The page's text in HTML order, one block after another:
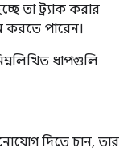
তা ট্র্যাক করার
করতে পারেন।
ধাপগুলি
দিতে চান, তার